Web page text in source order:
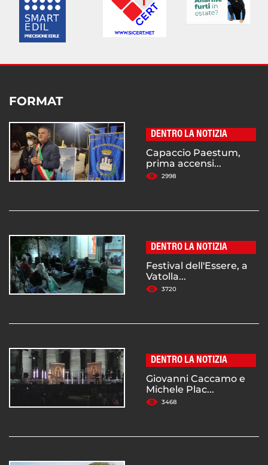
FORMAT
DENTRO LA NOTIZIA
Capaccio Paestum,
prima accensi...
2998
DENTRO LA NOTIZIA
Festival dell'Essere, a
Vatolla...
3720
DENTRO LA NOTIZIA
Giovanni Caccamo e
Michele Plac...
3468